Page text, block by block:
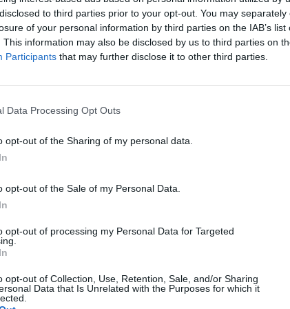
to third parties prior to your opt-out. You may
of your personal information by third parties on the IAB’s list
This information may also be disclosed by us to third parties on
Participants that may further disclose it to other third parties.
Data Processing Opt Outs
opt-out of the Sharing of my personal data.
opt-out of the Sale of my Personal Data.
opt-out of processing my Personal Data for Targeted
opt-out of Collection, Use, Retention, Sale, and/or Sharing
Data that Is Unrelated with the Purposes for which it
reports, there were…
24, 2025
ΕΠΌΜΕΝΟ